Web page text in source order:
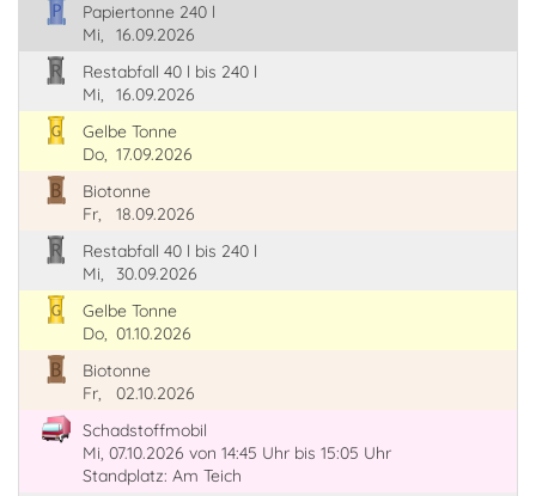
Papiertonne 240 l
Mi,
16.09.2026
Restabfall 40 l bis 240 l
Mi,
16.09.2026
Gelbe Tonne
Do, 17.09.2026
Biotonne
Fr,
18.09.2026
Restabfall 40 l bis 240 l
Mi,
30.09.2026
Gelbe Tonne
Do, 01.10.2026
Biotonne
Fr,
02.10.2026
Schadstoffmobil
Mi, 07.10.2026 von 14:45 Uhr bis 15:05 Uhr
Standplatz: Am Teich